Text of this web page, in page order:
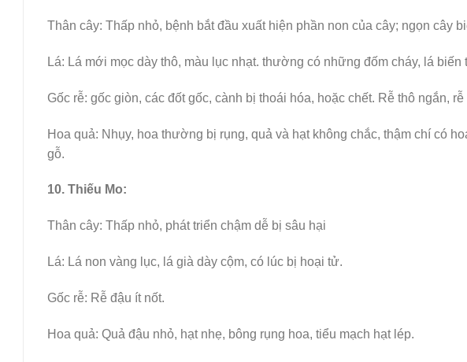
Thân cây: Thấp nhỏ, bệnh bắt đầu xuất hiện phần non của cây; ngọn cây
Lá: Lá mới mọc dày thô, màu lục nhạt. thường có những đốm cháy, lá biến
Gốc rễ: gốc giòn, các đốt gốc, cành bị thoái hóa, hoặc chết. Rễ thô ngắn,
Hoa quả: Nhụy, hoa thường bị rụng, quả và hạt không chắc, thậm chí có
gỗ.
10. Thiếu Mo:
Thân cây: Thấp nhỏ, phát triển chậm dễ bị sâu hại
Lá: Lá non vàng lục, lá già dày cộm, có lúc bị hoại tử.
Gốc rễ: Rễ đậu ít nốt.
Hoa quả: Quả đậu nhỏ, hạt nhẹ, bông rụng hoa, tiểu mạch hạt lép.